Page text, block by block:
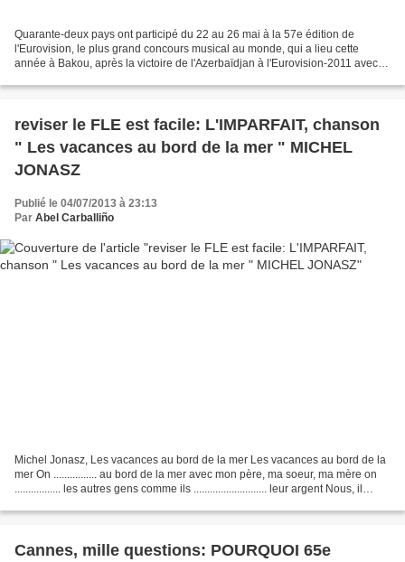
Quarante-deux pays ont participé du 22 au 26 mai à la 57e édition de
l'Eurovision, le plus grand concours musical au monde, qui a lieu cette
année à Bakou, après la victoire de l'Azerbaïdjan à l'Eurovision-2011 avec la
reviser le FLE est facile: L'IMPARFAIT, chanson
" Les vacances au bord de la mer " MICHEL
JONASZ
Publié le 04/07/2013 à 23:13
Par Abel Carballiño
Michel Jonasz, Les vacances au bord de la mer Les vacances au bord de la
mer On ................ au bord de la mer avec mon père, ma soeur, ma mère on
................. les autres gens comme ils ........................... leur argent Nous, il
Cannes, mille questions: POURQUOI 65e